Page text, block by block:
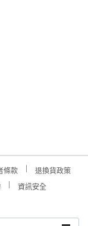
條款
退換貨政策
資訊安全